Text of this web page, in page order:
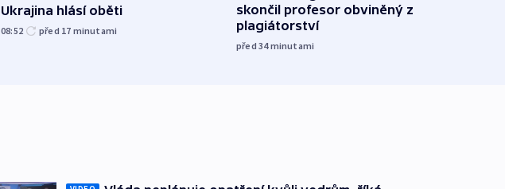
Ukrajina hlásí oběti
08:52 před 17 minutami
skončil profesor obviněný z
plagiátorství
před 34minutami